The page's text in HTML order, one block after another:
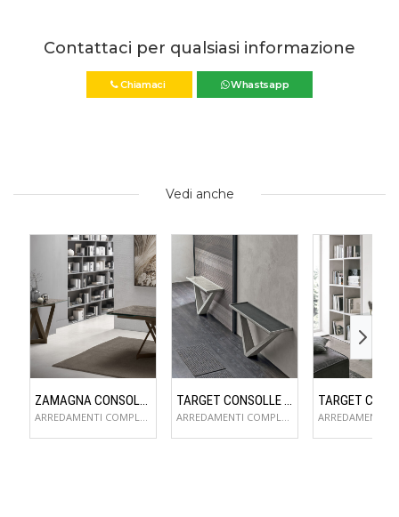
Contattaci per qualsiasi informazione
Chiamaci Whastsapp
Vedi anche
ZAMAGNA CONSOLLE FLAME
ARREDAMENTI COMPLEMENTI D'ARREDO
TARGET CONSOLLE KIRA
ARREDAMENTI COMPLEMENTI D'ARREDO